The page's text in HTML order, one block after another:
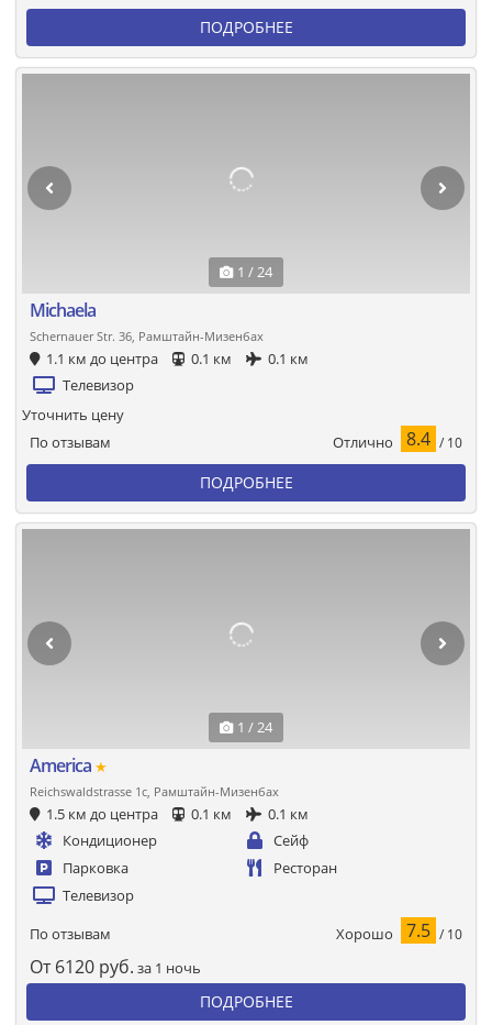
ПОДРОБНЕЕ
1 / 24
Michaela
Schernauer Str. 36, Рамштайн-Мизенбах
1.1 км до центра 0.1 км
0.1 км
Телевизор
По отзывам Отлично 8.4 / 10
Уточнить цену
ПОДРОБНЕЕ
1 / 24
America ★
Reichswaldstrasse 1c, Рамштайн-Мизенбах
1.5 км до центра 0.1 км
0.1 км
Кондиционер
Сейф
Парковка
Ресторан
Телевизор
По отзывам Хорошо 7.5 / 10
От 6120 руб. за 1 ночь
ПОДРОБНЕЕ